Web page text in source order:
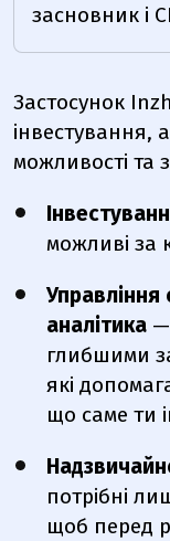
засновник і
Застосунок
інвестування,
можливості та
можливі за
аналітика —
глибшими
які
що саме ти
потрібні
щоб перед